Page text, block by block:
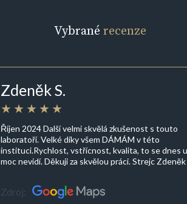
Vybrané recenze
Zdeněk S.
Říjen 2024 Další velmi skvělá zkušenost s touto
laboratoří. Velké díky všem DÁMÁM v této
instituci.Rychlost, vstřícnost, kvalita, to se dnes
moc nevidí. Děkuji za skvělou práci. Strejc Zdeněk
Zdroj: